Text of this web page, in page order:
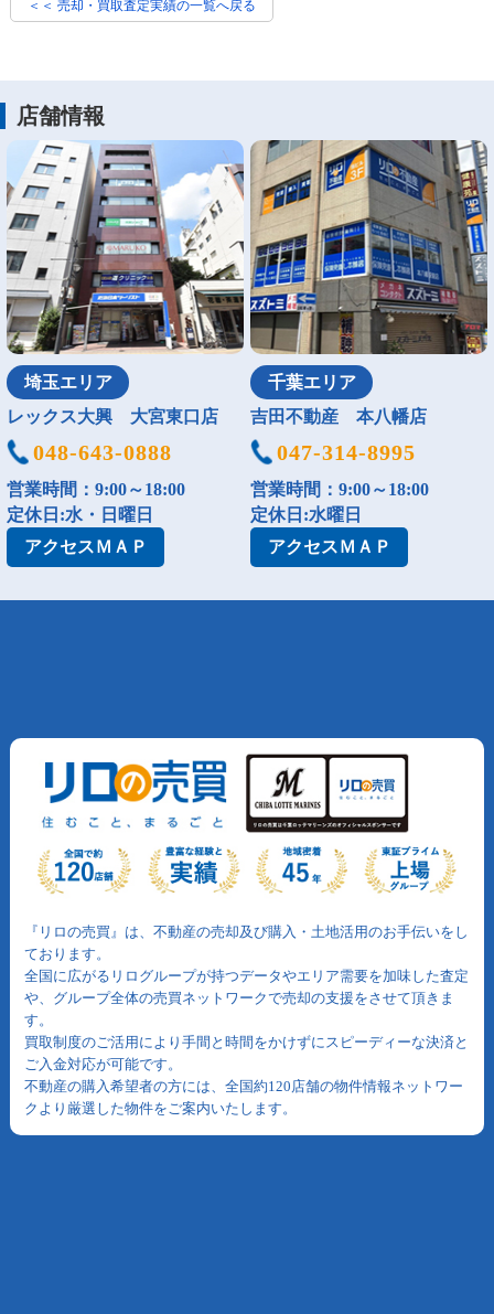
＜＜ 売却・買取査定実績の一覧へ戻る
店舗情報
埼玉エリア
レックス大興 大宮東口店
048-643-0888
営業時間：9:00～18:00
定休日:水・日曜日
アクセスＭＡＰ
千葉エリア
吉田不動産 本八幡店
047-314-8995
営業時間：9:00～18:00
定休日:水曜日
アクセスＭＡＰ
『リロの売買』は、不動産の売却及び購入・土地活用のお手伝いをし
ております。
全国に広がるリログループが持つデータやエリア需要を加味した査定
や、グループ全体の売買ネットワークで売却の支援をさせて頂きま
す。
買取制度のご活用により手間と時間をかけずにスピーディーな決済と
ご入金対応が可能です。
不動産の購入希望者の方には、全国約120店舗の物件情報ネットワー
クより厳選した物件をご案内いたします。